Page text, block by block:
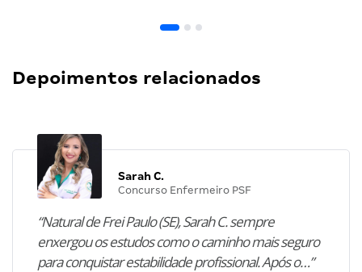
Depoimentos relacionados
Sarah C.
Concurso Enfermeiro PSF
“Natural de Frei Paulo (SE), Sarah C. sempre
enxergou os estudos como o caminho mais seguro
para conquistar estabilidade profissional. Após o…”